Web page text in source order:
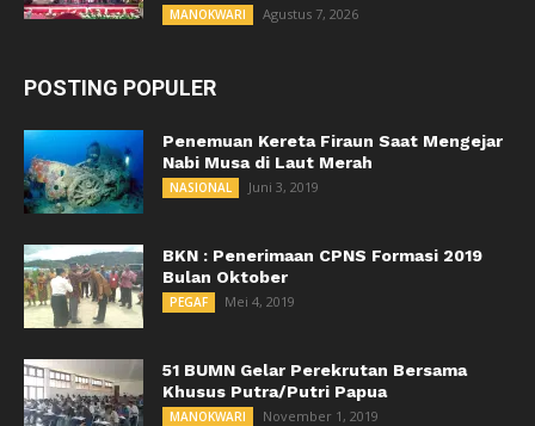
MANOKWARI Agustus 7, 2026
POSTING POPULER
Penemuan Kereta Firaun Saat Mengejar
Nabi Musa di Laut Merah
NASIONAL Juni 3, 2019
BKN : Penerimaan CPNS Formasi 2019
Bulan Oktober
PEGAF Mei 4, 2019
51 BUMN Gelar Perekrutan Bersama
Khusus Putra/Putri Papua
MANOKWARI November 1, 2019